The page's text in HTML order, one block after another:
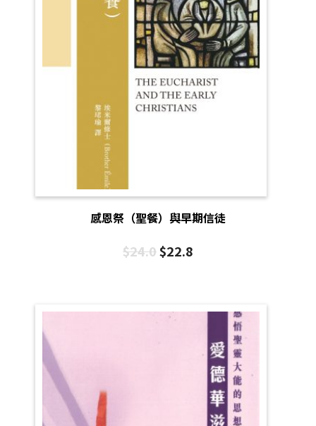
感恩祭（聖餐）與早期信徒
$24.0$22.8